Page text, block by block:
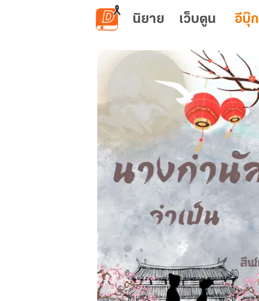
ข้ามไปยังเนื้อหาหลัก
นิยาย เว็บตูน อีบุ๊ก